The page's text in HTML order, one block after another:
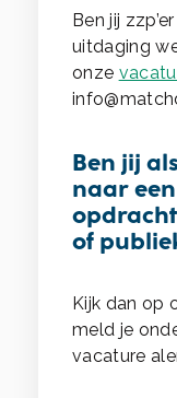
Ben jij
uitdaging
onze
Ben jij
naar
of
Kijk dan op
meld je
vacature